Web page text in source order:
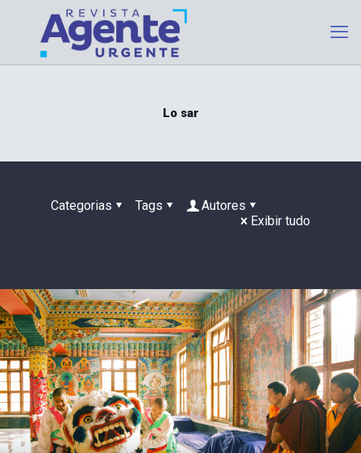
Lo sar
Categorias Tags
Autores
Exibir tudo